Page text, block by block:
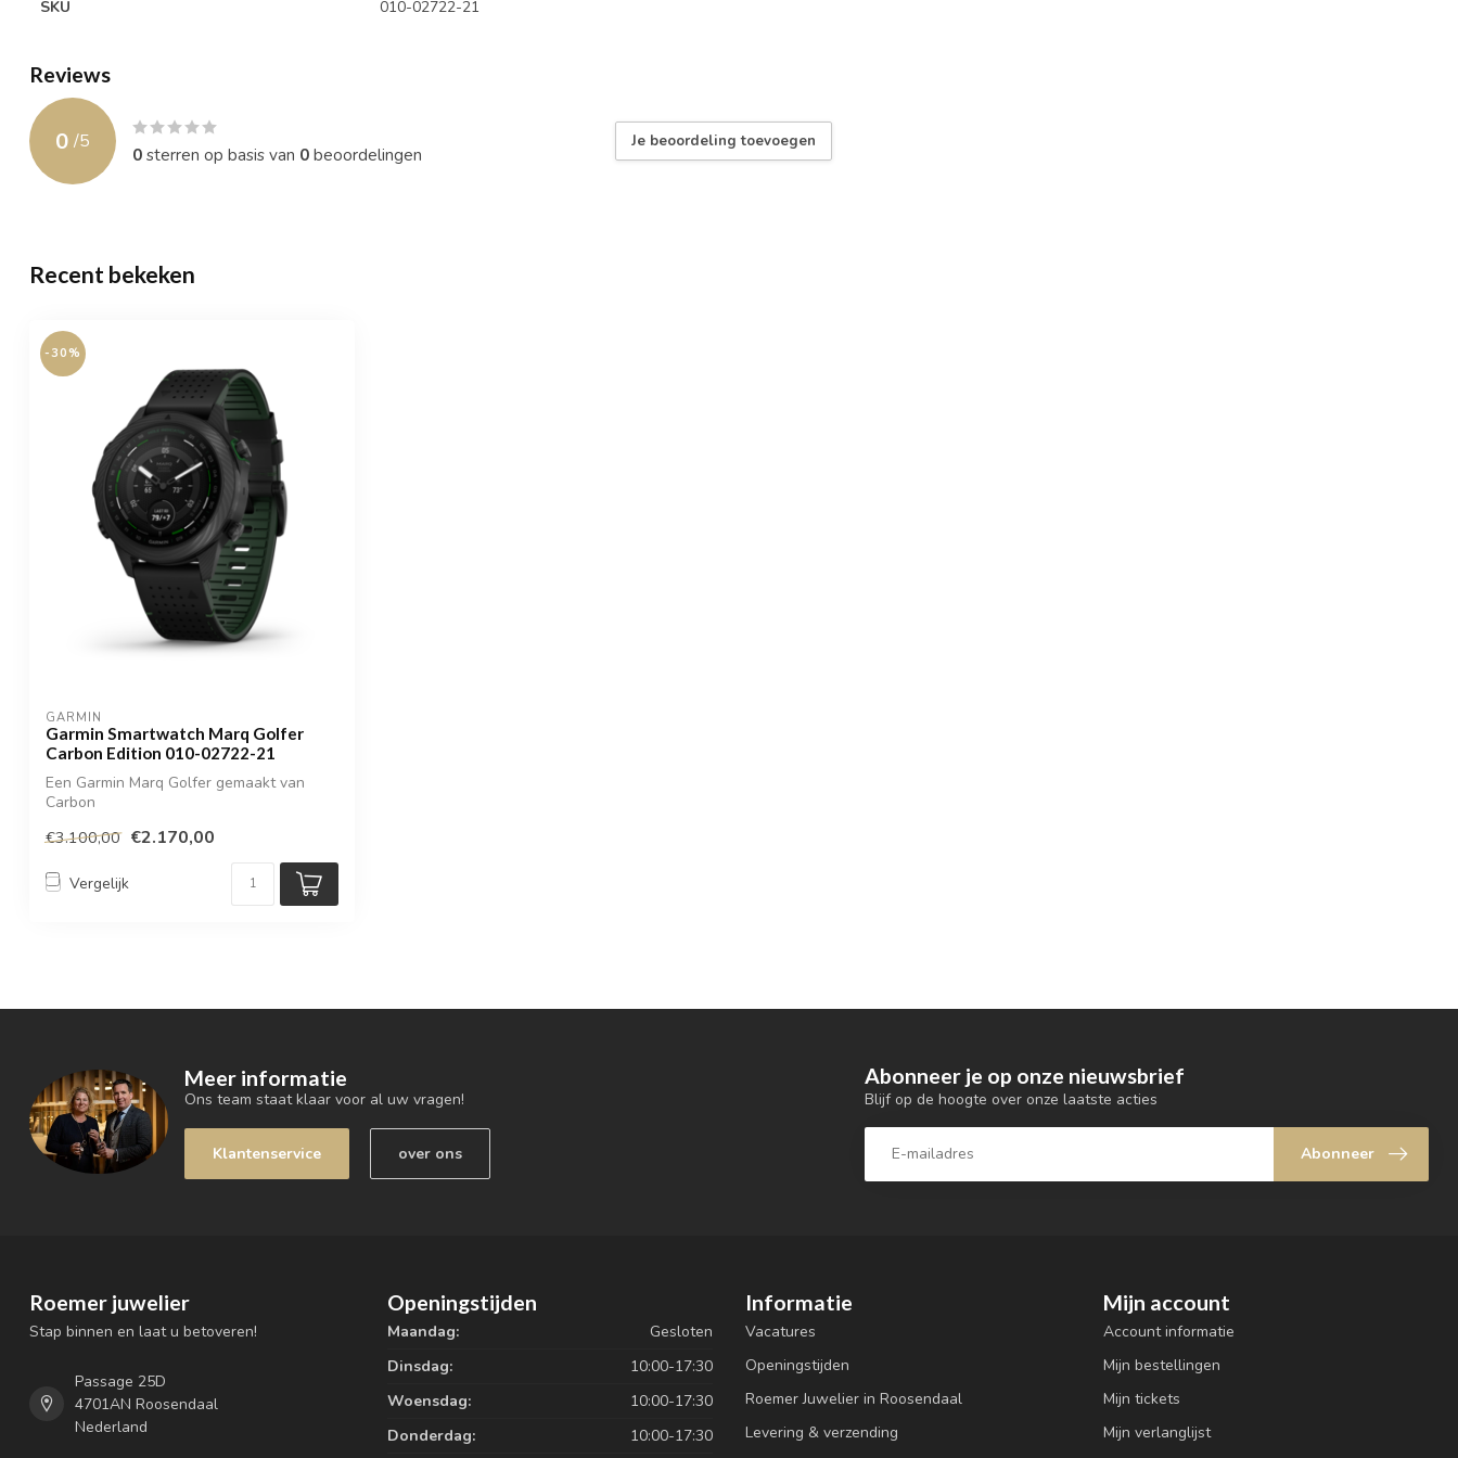
SKU 010-02722-21
Reviews
0 /5
0sterren op basis van 0beoordelingen
Je beoordeling toevoegen
Recent bekeken
-30%
GARMIN
Garmin Smartwatch Marq Golfer
Carbon Edition 010-02722-21
Een Garmin Marq Golfer gemaakt van
Carbon
€3.100,00 €2.170,00
Vergelijk
Meer informatie
Ons team staat klaar voor al uw vragen!
Klantenservice over ons
Abonneer je op onze nieuwsbrief
Blijf op de hoogte over onze laatste acties
Abonneer
Roemer juwelier
Stap binnen en laat u betoveren!
Passage 25D
4701AN Roosendaal
Nederland
Openingstijden
Maandag:
Gesloten
Dinsdag:
10:00-17:30
Woensdag:
10:00-17:30
Donderdag:
10:00-17:30
Informatie
Vacatures
Openingstijden
Roemer Juwelier in Roosendaal
Levering & verzending
Mijn account
Account informatie
Mijn bestellingen
Mijn tickets
Mijn verlanglijst